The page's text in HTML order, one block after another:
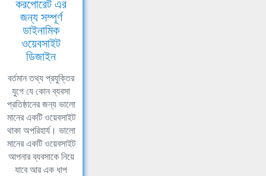
করপোরেট এর
জন্য সম্পূর্ণ
ডাইনামিক
ওয়েবসাইট
ডিজাইন
বর্তমান তথ্য প্রযুক্তির
যুগে যে কোন ব্যবসা
প্রতিষ্ঠানের জন্য ভালো
মানের একটি ওয়েবসাইট
থাকা অপরিহার্য। ভালো
মানের একটি ওয়েবসাইট
আপনার ব্যবসাকে নিয়ে
যাবে আর এক ধাপ